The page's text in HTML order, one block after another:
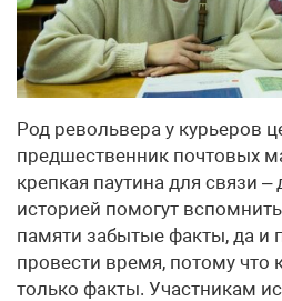
Род револьвера у курьеров
предшественник почтовых
крепкая паутина для связи –
историей помогут
памяти забытые факты, да и
провести время, потому что
только факты. Участникам